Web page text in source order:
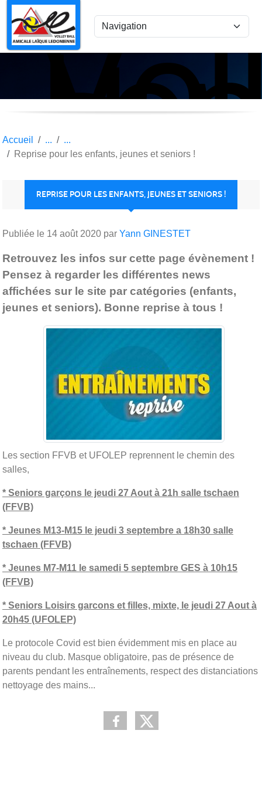
le
Accueil
Reprise pour les enfants, jeunes et seniors !
REPRISE POUR LES ENFANTS, JEUNES ET SENIORS !
Publiée le 14 août 2020 par Yann GINESTET
Retrouvez les infos sur cette page évènement !
Pensez à regarder les différentes news
affichées sur le site par catégories (enfants,
jeunes et seniors). Bonne reprise à tous !
Les section FFVB et UFOLEP reprennent le chemin des
salles,
* Seniors garçons le jeudi 27 Aout à 21h salle tschaen
(FFVB)
* Jeunes M13-M15 le jeudi 3 septembre a 18h30 salle
tschaen (FFVB)
* Jeunes M7-M11 le samedi 5 septembre GES à 10h15
(FFVB)
* Seniors Loisirs garcons et filles, mixte, le jeudi 27 Aout à
20h45 (UFOLEP)
Le protocole Covid est bien évidemment mis en place au
niveau du club. Masque obligatoire, pas de présence de
parents pendant les entraînements, respect des distanciations
nettoyage des mains...
Panneau de gestion des cookies